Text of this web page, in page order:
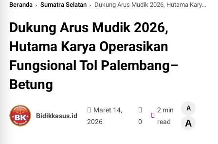
Beranda Sumatra Selatan Dukung Arus Mudik 2026, Hutama Karya Operasikan Fungsional Tol Palembang–Betung
Dukung Arus Mudik 2026,
Hutama Karya Operasikan
Fungsional Tol Palembang–
Betung
Bidikkasus.id
Maret 14,
2026
0
2 min
read
A
A